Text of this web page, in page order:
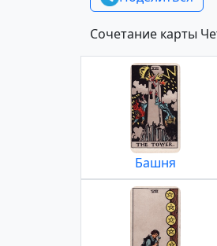
Сочетание карты
Башня